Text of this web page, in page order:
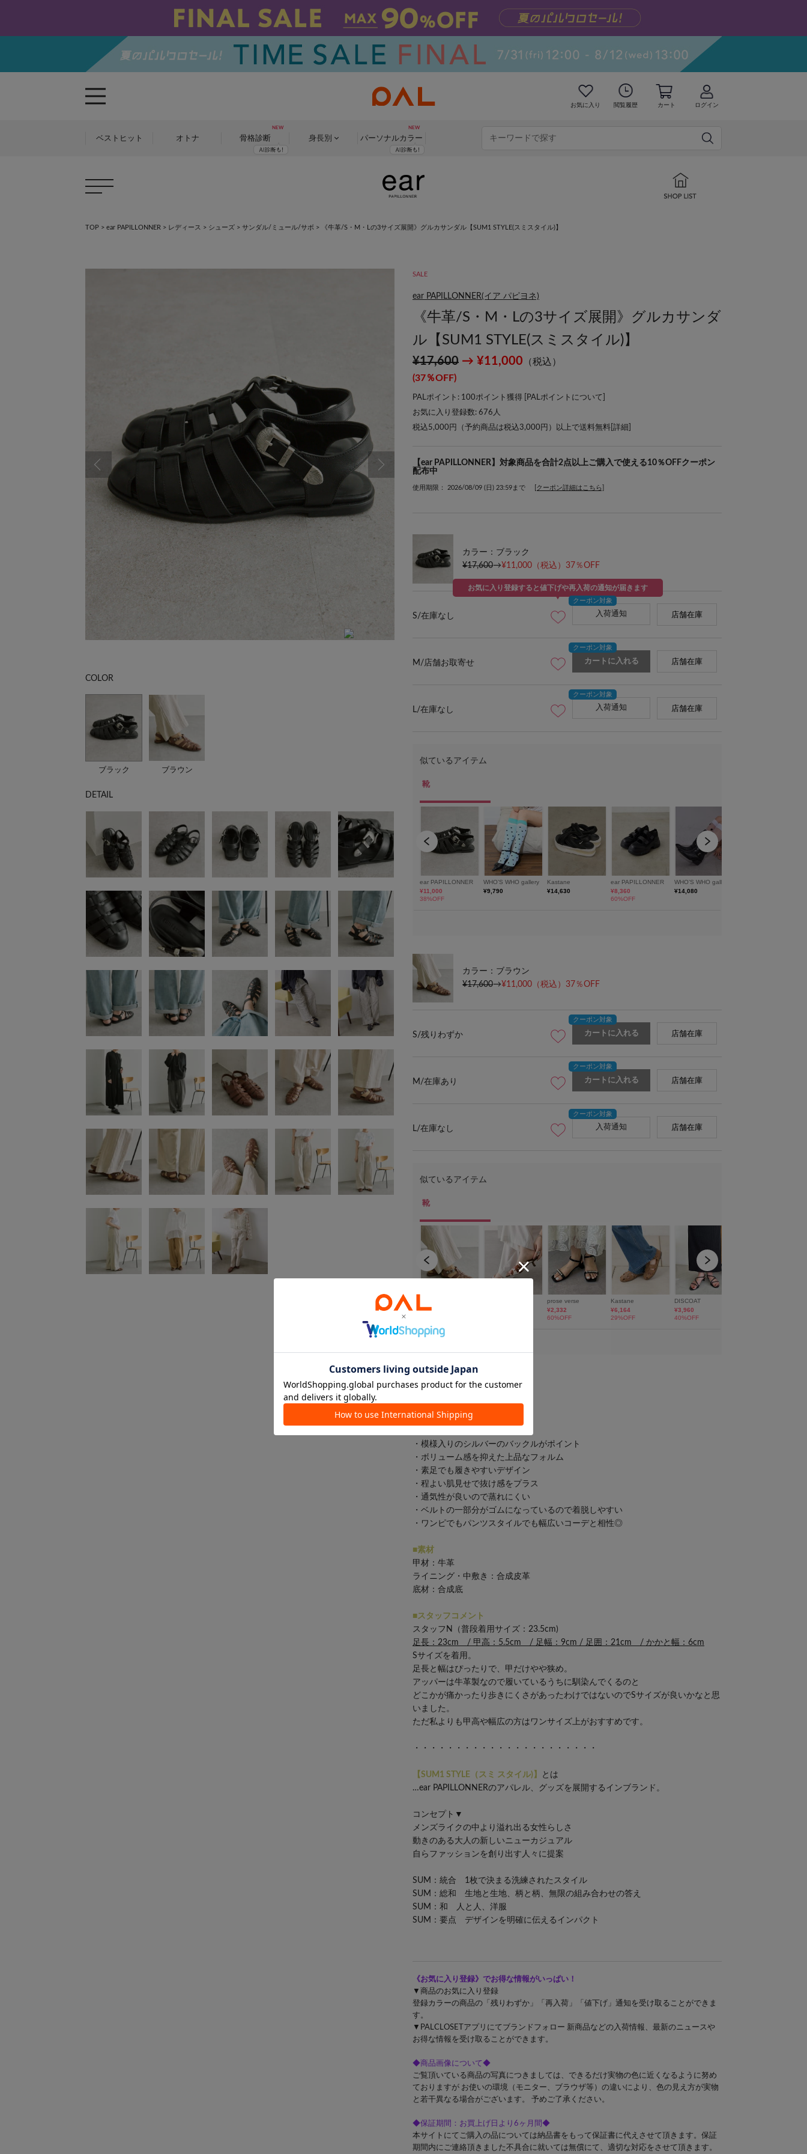
お気に入り 閲覧履歴 カート ログイン
ベストヒット オトナ 骨格診断 身長別 パーソナルカラー
TOP > ear PAPILLONNER > レディース > シューズ > サンダル/ミュール/サボ > 《牛革/S・M・Lの3サイズ展開》グルカサンダル【SUM1 STYLE(スミスタイル)】
COLOR
ブラック ブラウン
DETAIL
SALE
ear PAPILLONNER(イア パピヨネ)
《牛革/S・M・Lの3サイズ展開》グルカサンダ
ル【SUM1 STYLE(スミスタイル)】
¥17,600 → ¥11,000 （税込）
(37％OFF)
PALポイント: 100ポイント獲得 [ PALポイントについて
お気に入り登録数: 676 人
税込5,000円（予約商品は税込3,000円）以上で送料無料[ 詳細
【ear PAPILLONNER】対象商品を合計2点以上ご購入で使える10％OFFクーポン
配布中
使用期限： 2026/08/09 (日) 23:59まで [クーポン詳細はこちら]
カラー：ブラック
¥17,600→¥11,000 （税込）37％OFF
S/在庫なし
お気に入り登録すると値下げや再入荷の通知が届きます
入荷通知 店舗在庫
M/店舗お取寄せ カートに入れる 店舗在庫
L/在庫なし 入荷通知 店舗在庫
カラー：ブラウン
¥17,600→¥11,000 （税込）37％OFF
S/残りわずか カートに入れる 店舗在庫
M/在庫あり カートに入れる 店舗在庫
L/在庫なし 入荷通知 店舗在庫
シルバーバックルがポイント！
本革製の万能グルカサンダル
・模様入りのシルバーのバックルがポイント
・ボリューム感を抑えた上品なフォルム
・素足でも履きやすいデザイン
・程よい肌見せで抜け感をプラス
・通気性が良いので蒸れにくい
・ベルトの一部分がゴムになっているので着脱しやすい
・ワンピでもパンツスタイルでも幅広いコーデと相性◎
■素材
甲材：牛革
ライニング・中敷き：合成皮革
底材：合成底
■スタッフコメント
スタッフN（普段着用サイズ：23.5cm)
足長：23cm / 甲高：5.5cm / 足幅：9cm / 足囲：21cm / かかと幅：6cm
Sサイズを着用。
足長と幅はぴったりで、甲だけやや狭め。
アッパーは牛革製なので履いているうちに馴染んでくるのと
どこかが痛かったり歩きにくさがあったわけではないのでSサイズが良いかなと思
いました。
ただ私よりも甲高や幅広の方はワンサイズ上がおすすめです。
・・・・・・・・・・・・・・・・・・・・・・
【SUM1 STYLE（スミ スタイル)】
とは
…ear PAPILLONNERのアパレル、グッズを展開するインブランド。
コンセプト▼
メンズライクの中より溢れ出る女性らしさ
動きのある大人の新しいニューカジュアル
自らファッションを創り出す人々に提案
SUM：統合 1枚で決まる洗練されたスタイル
SUM：総和 生地と生地、柄と柄、無限の組み合わせの答え
SUM：和 人と人、洋服
SUM：要点 デザインを明確に伝えるインパクト
《お気に入り登録》でお得な情報がいっぱい！
▼商品のお気に入り登録
登録カラーの商品の「残りわずか」「再入荷」「値下げ」通知を受け取ることができま
す。
▼PALCLOSETアプリにてブランドフォロー 新商品などの入荷情報、最新のニュースや
お得な情報を受け取ることができます。
◆商品画像について◆
ご覧頂いている商品の写真につきましては、できるだけ実物の色に近くなるように努め
ておりますが お使いの環境（モニター、ブラウザ等）の違いにより、色の見え方が実物
と若干異なる場合がございます。 予めご了承ください。
◆保証期間：お買上げ日より6ヶ月間◆
本サイトにてご購入の品については納品書をもって保証書に代えさせて頂きます。保証
期間内にご連絡頂きました不具合に就いては無償にて、適切な対応をさせて頂きます。